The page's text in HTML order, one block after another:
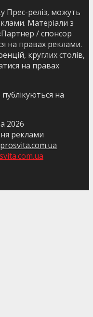
Прес-реліз, можуть
Матеріали з
/ спонсор
на правах реклами.
круглих столів,
на правах
на
2026
реклами